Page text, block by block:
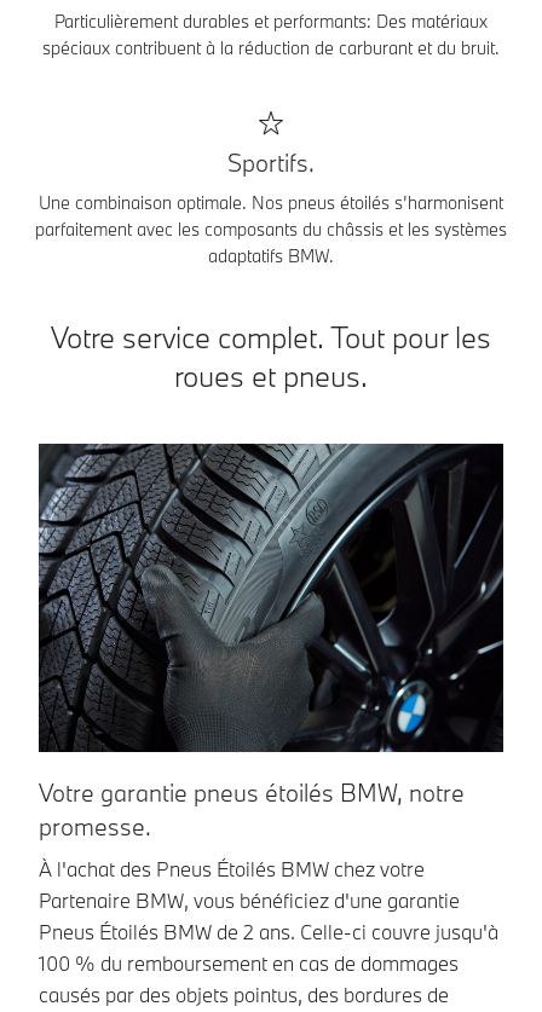
Particulièrement durables et performants: Des matériaux
spéciaux contribuent à la réduction de carburant et du bruit.
Sportifs.
Une combinaison optimale. Nos pneus étoilés s’harmonisent
parfaitement avec les composants du châssis et les systèmes
adaptatifs BMW.
Votre service complet. Tout pour les
roues et pneus.
Votre garantie pneus étoilés BMW, notre
promesse.
À l'achat des Pneus Étoilés BMW chez votre
Partenaire BMW, vous bénéficiez d'une garantie
Pneus Étoilés BMW de 2 ans. Celle-ci couvre jusqu'à
100 % du remboursement en cas de dommages
causés par des objets pointus, des bordures de